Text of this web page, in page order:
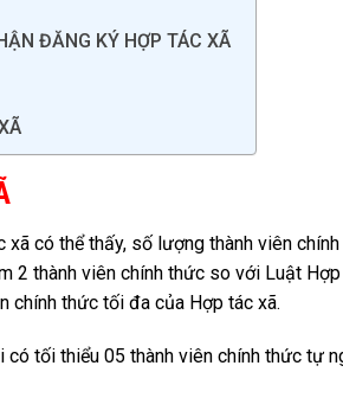
ĐĂNG KÝ HỢP TÁC XÃ
có thể thấy, số lượng thành viên
2 thành viên chính thức so với Luật
chính thức tối đa của Hợp tác xã.
tối thiểu 05 thành viên chính thức tự